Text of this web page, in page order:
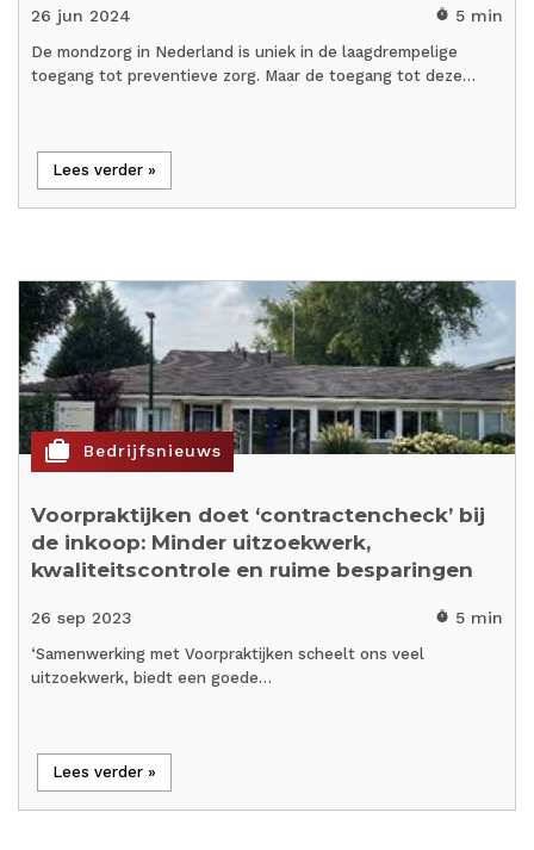
26 jun 2024 timer 5 min
De mondzorg in Nederland is uniek in de laagdrempelige
toegang tot preventieve zorg. Maar de toegang tot deze…
Lees verder »
cases Bedrijfsnieuws
Voorpraktijken doet ‘contractencheck’ bij
de inkoop: Minder uitzoekwerk,
kwaliteitscontrole en ruime besparingen
26 sep 2023 timer 5 min
‘Samenwerking met Voorpraktijken scheelt ons veel
uitzoekwerk, biedt een goede…
Lees verder »